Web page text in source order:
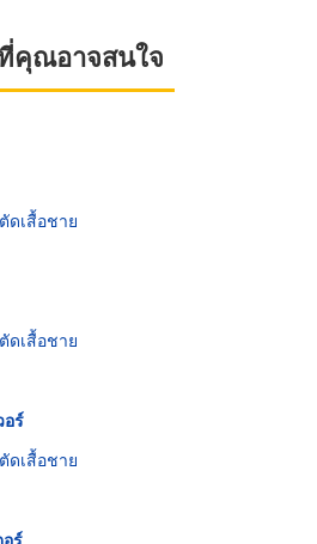
คุณอาจสนใจ
ตัดเสื้อชาย
ตัดเสื้อชาย
อร์
ตัดเสื้อชาย
ร์